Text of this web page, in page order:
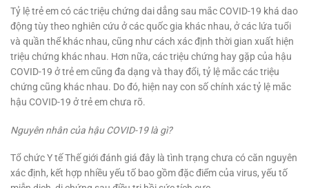
Tỷ lệ trẻ em có các triệu chứng dai dẳng sau mắc COVID-19 khá dao
động tùy theo nghiên cứu ở các quốc gia khác nhau, ở các lứa tuổi
và quần thể khác nhau, cũng như cách xác định thời gian xuất hiện
triệu chứng khác nhau. Hơn nữa, các triệu chứng hay gặp của hậu
COVID-19 ở trẻ em cũng đa dạng và thay đổi, tỷ lệ mắc các triệu
chứng cũng khác nhau. Do đó, hiện nay con số chính xác tỷ lệ mắc
hậu COVID-19 ở trẻ em chưa rõ.
Nguyên nhân của hậu COVID-19 là gì?
Tổ chức Y tế Thế giới đánh giá đây là tình trạng chưa có căn nguyên
xác định, kết hợp nhiều yếu tố bao gồm đặc điểm của virus, yếu tố